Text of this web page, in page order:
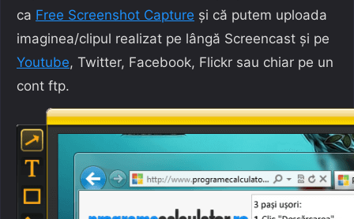
ca Free Screenshot Capture și că putem uploada
imaginea/clipul realizat pe lângă Screencast și pe
Youtube, Twitter, Facebook, Flickr sau chiar pe un
cont ftp.